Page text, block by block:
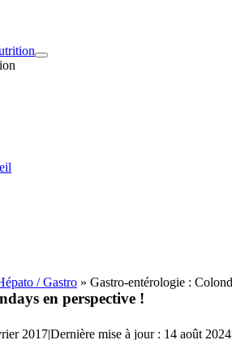
/ Gastro» Gastro-entérologie :
en perspective !
2017|Dernière mise à jour : 14 août 2024|